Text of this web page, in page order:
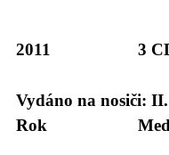
2011 3
Vydáno na nosiči: II.
Rok